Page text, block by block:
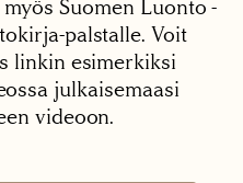
Suomen Luonto -
palstalle. Voit
linkin esimerkiksi
julkaisemaasi
videoon.